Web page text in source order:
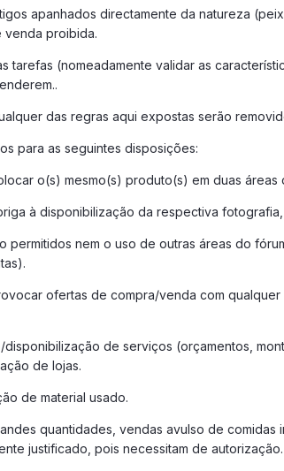
apanhados directamente da natureza
proibida.
tarefas (nomeadamente validar as
das regras aqui expostas serão
para as seguintes disposições:
o(s) mesmo(s) produto(s) em duas áreas
à disponibilização da respectiva
permitidos nem o uso de outras áreas do
ofertas de compra/venda com
de serviços (orçamentos,
de lojas.
de material usado.
quantidades, vendas avulso de
justificado, pois necessitam de